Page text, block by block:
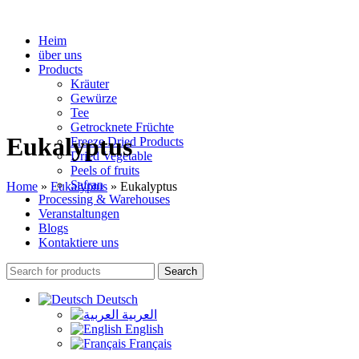
Heim
über uns
Products
Kräuter
Gewürze
Tee
Getrocknete Früchte
Freeze Dried Products
Dried Vegetable
Peels of fruits
Safran
Processing & Warehouses
Veranstaltungen
Blogs
Kontaktiere uns
Search
Deutsch
العربية
English
Français
Eukalyptus
Home » Eukalyptus » Eukalyptus